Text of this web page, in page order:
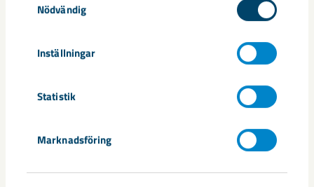
Nödvändig
Inställningar
Statistik
Marknadsföring
Sibirien-området i gamla Kiruna
centrum avvecklas under 2026
Under sommaren 2026 fortsätter avveckling av fastigheter i
gamla Kiruna centrum på grund av den pågående gruvdriften
– bland annat ...